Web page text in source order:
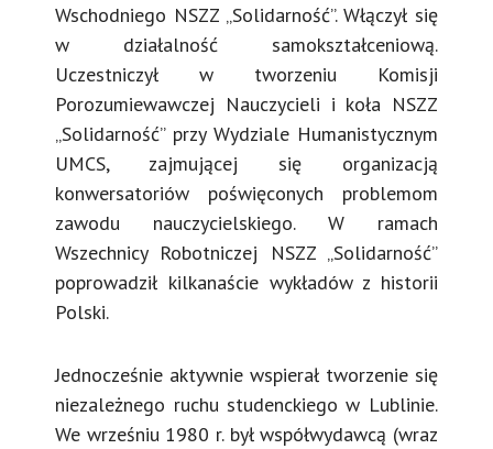
Wschodniego NSZZ „Solidarność”. Włączył się
w działalność samokształceniową.
Uczestniczył w tworzeniu Komisji
Porozumiewawczej Nauczycieli i koła NSZZ
„Solidarność” przy Wydziale Humanistycznym
UMCS, zajmującej się organizacją
konwersatoriów poświęconych problemom
zawodu nauczycielskiego. W ramach
Wszechnicy Robotniczej NSZZ „Solidarność”
poprowadził kilkanaście wykładów z historii
Polski.
Jednocześnie aktywnie wspierał tworzenie się
niezależnego ruchu studenckiego w Lublinie.
We wrześniu 1980 r. był współwydawcą (wraz